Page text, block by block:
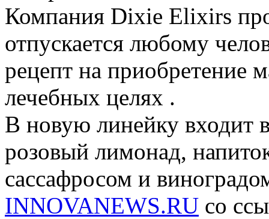
Компания Dixie Elixirs
отпускается любому
рецепт на приобретение
лечебных целях .
В новую линейку входит
розовый лимонад,
сассафросом и
INNOVANEWS.RU со